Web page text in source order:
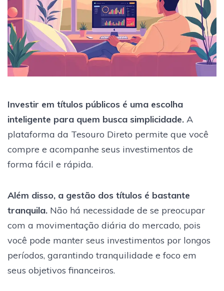
Investir em títulos públicos é uma escolha
inteligente para quem busca simplicidade. A
plataforma da Tesouro Direto permite que você
compre e acompanhe seus investimentos de
forma fácil e rápida.
Além disso, a gestão dos títulos é bastante
tranquila. Não há necessidade de se preocupar
com a movimentação diária do mercado, pois
você pode manter seus investimentos por longos
períodos, garantindo tranquilidade e foco em
seus objetivos financeiros.